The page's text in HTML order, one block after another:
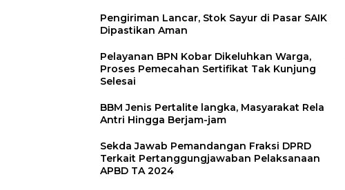
Pengiriman Lancar, Stok Sayur di Pasar SAIK
Dipastikan Aman
Pelayanan BPN Kobar Dikeluhkan Warga,
Proses Pemecahan Sertifikat Tak Kunjung
Selesai
BBM Jenis Pertalite langka, Masyarakat Rela
Antri Hingga Berjam-jam
Sekda Jawab Pemandangan Fraksi DPRD
Terkait Pertanggungjawaban Pelaksanaan
APBD TA 2024